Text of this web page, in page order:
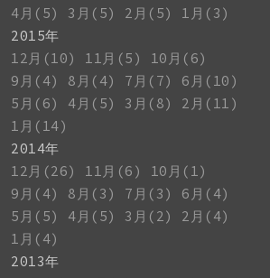
4月(5)
3月(5) 2月(5)
1月(3)
2015年
12月(10)
11月(5)
10月(6)
9月(4)
8月(4) 7月(7)
6月(10)
5月(6)
4月(5) 3月(8)
2月(11)
1月(14)
2014年
12月(26)
11月(6)
10月(1)
9月(4)
8月(3) 7月(3)
6月(4)
5月(5)
4月(5) 3月(2)
2月(4)
1月(4)
2013年